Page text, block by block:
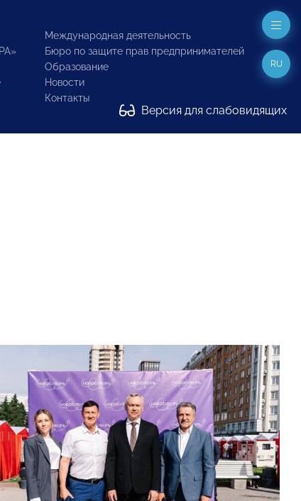
Международная деятельность
Бюро по защите прав предпринимателей
Образование
Новости
Контакты
Версия для слабовидящих
RU